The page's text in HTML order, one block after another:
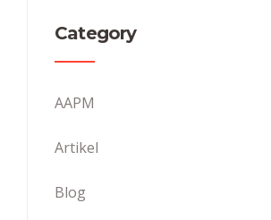
Category
AAPM
Artikel
Blog